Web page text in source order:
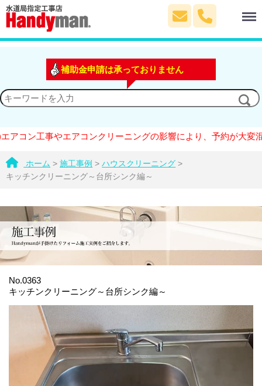
補助金申請は承っておりません
工事やエアコンクリーニングの影響により、予約が大変混雑して
ホーム >施工事例 >ハウスクリーニング >
キッチンクリーニング～台所シンク編～
No.0363
キッチンクリーニング～台所シンク編～